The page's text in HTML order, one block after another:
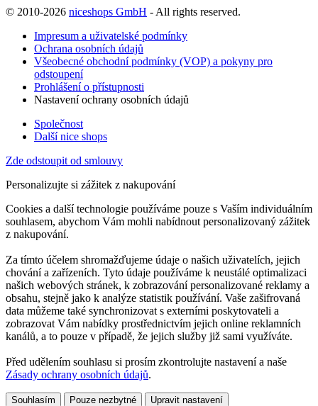
© 2010-2026 niceshops GmbH - All rights reserved.
Impresum a uživatelské podmínky
Ochrana osobních údajů
Všeobecné obchodní podmínky (VOP) a pokyny pro
odstoupení
Prohlášení o přístupnosti
Nastavení ochrany osobních údajů
Společnost
Další nice shops
Zde odstoupit od smlouvy
Personalizujte si zážitek z nakupování
Cookies a další technologie používáme pouze s Vaším individuálním
souhlasem, abychom Vám mohli nabídnout personalizovaný zážitek
z nakupování.
Za tímto účelem shromažďujeme údaje o našich uživatelích, jejich
chování a zařízeních. Tyto údaje používáme k neustálé optimalizaci
našich webových stránek, k zobrazování personalizované reklamy a
obsahu, stejně jako k analýze statistik používání. Vaše zašifrovaná
data můžeme také synchronizovat s externími poskytovateli a
zobrazovat Vám nabídky prostřednictvím jejich online reklamních
kanálů, a to pouze v případě, že jejich služby již sami využíváte.
Před udělením souhlasu si prosím zkontrolujte nastavení a naše
Zásady ochrany osobních údajů.
Souhlasím Pouze nezbytné Upravit nastavení